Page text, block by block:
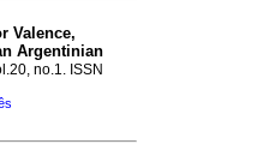
Valence,
Argentinian
no.1. ISSN